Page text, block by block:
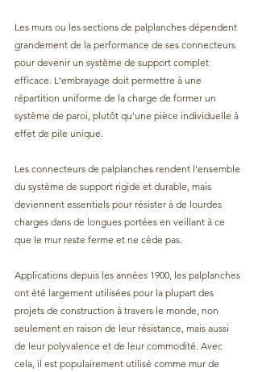
Les murs ou les sections de palplanches dépendent
grandement de la performance de ses connecteurs
pour devenir un système de support complet
efficace. L'embrayage doit permettre à une
répartition uniforme de la charge de former un
système de paroi, plutôt qu'une pièce individuelle à
effet de pile unique.
Les connecteurs de palplanches rendent l'ensemble
du système de support rigide et durable, mais
deviennent essentiels pour résister à de lourdes
charges dans de longues portées en veillant à ce
que le mur reste ferme et ne cède pas.
Applications depuis les années 1900, les palplanches
ont été largement utilisées pour la plupart des
projets de construction à travers le monde, non
seulement en raison de leur résistance, mais aussi
de leur polyvalence et de leur commodité. Avec
cela, il est populairement utilisé comme mur de